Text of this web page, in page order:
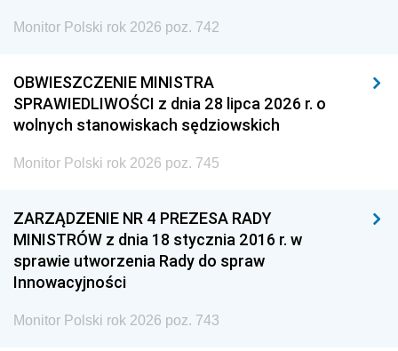
Monitor Polski rok 2026 poz. 742
OBWIESZCZENIE MINISTRA
SPRAWIEDLIWOŚCI z dnia 28 lipca 2026 r. o
wolnych stanowiskach sędziowskich
Monitor Polski rok 2026 poz. 745
ZARZĄDZENIE NR 4 PREZESA RADY
MINISTRÓW z dnia 18 stycznia 2016 r. w
sprawie utworzenia Rady do spraw
Innowacyjności
Monitor Polski rok 2026 poz. 743